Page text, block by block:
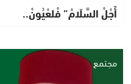
أَجْلْ السَّلَامْ” فْلعْيُونْ..
مجتمع